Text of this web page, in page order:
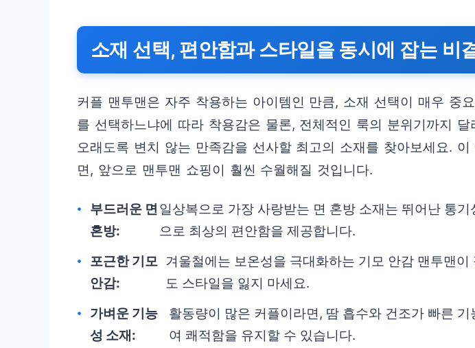
소재 선택, 편안함과 스타일을 동시에 잡는 비
커플 맨투맨은 자주 착용하는 아이템인 만큼, 소재 선택이 매우 중
를 선택하느냐에 따라 착용감은 물론, 전체적인 룩의 분위기까지 달
오래도록 변치 않는 만족감을 선사할 최고의 소재를 찾아보세요. 이
면, 앞으로 맨투맨 쇼핑이 훨씬 수월해질 것입니다.
부드러운 면
혼방:
일상복으로 가장 사랑받는 면 혼방 소재는 뛰어난 통
으로 최상의 편안함을 제공합니다.
포근한 기모
안감:
겨울철에는 보온성을 극대화하는 기모 안감 맨투맨이
도 스타일을 잃지 마세요.
가벼운 기능
성 소재:
활동량이 많은 커플이라면, 땀 흡수와 건조가 빠른
여 쾌적함을 유지할 수 있습니다.